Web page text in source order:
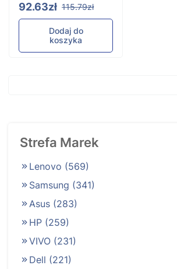
Strefa Marek
Lenovo (569)
Samsung (341)
Asus (283)
HP (259)
VIVO (231)
Dell (221)
92.63zł 115.79zł
Dodaj do
koszyka